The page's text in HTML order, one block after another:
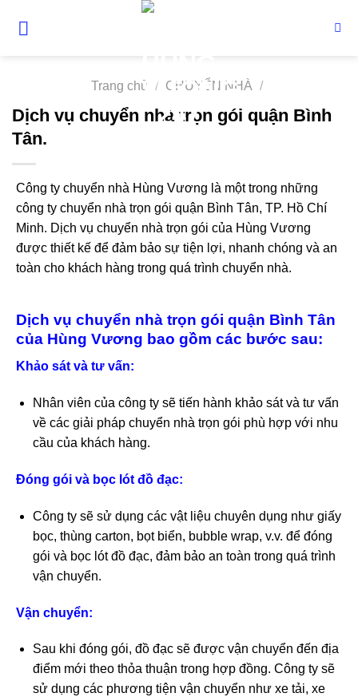
Trang chủ / CHUYỂN NHÀ /
Dịch vụ chuyển nhà trọn gói quận Bình
Tân.
Công ty chuyển nhà Hùng Vương là một trong những
công ty chuyển nhà trọn gói quận Bình Tân, TP. Hồ Chí
Minh. Dịch vụ chuyển nhà trọn gói của Hùng Vương
được thiết kế để đảm bảo sự tiện lợi, nhanh chóng và an
toàn cho khách hàng trong quá trình chuyển nhà.
Dịch vụ chuyển nhà trọn gói quận Bình Tân
của Hùng Vương bao gồm các bước sau:
Khảo sát và tư vấn:
Nhân viên của công ty sẽ tiến hành khảo sát và tư vấn
về các giải pháp chuyển nhà trọn gói phù hợp với nhu
cầu của khách hàng.
Đóng gói và bọc lót đồ đạc:
Công ty sẽ sử dụng các vật liệu chuyên dụng như giấy
bọc, thùng carton, bọt biển, bubble wrap, v.v. để đóng
gói và bọc lót đồ đạc, đảm bảo an toàn trong quá trình
vận chuyển.
Vận chuyển:
Sau khi đóng gói, đồ đạc sẽ được vận chuyển đến địa
điểm mới theo thỏa thuận trong hợp đồng. Công ty sẽ
sử dụng các phương tiện vận chuyển như xe tải, xe